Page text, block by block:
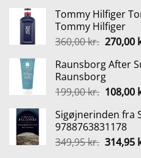
pris
var:
Tommy Hilfiger
Tommy Hilfiger
360,00kr. Den
pris
var:
360,00
270,00
Raunsborg After
Raunsborg
199,00kr. Den
pris
var:
199,00
108,00
Sigøjnerinden fra
9788763831178
349,95kr. Den
314,95